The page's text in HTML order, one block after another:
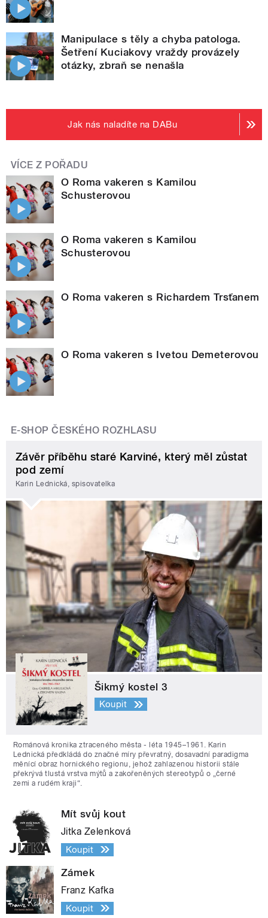
Manipulace s těly a chyba patologa.
Šetření Kuciakovy vraždy provázely
otázky, zbraň se nenašla
Jak nás naladíte na DABu
VÍCE Z POŘADU
O Roma vakeren s Kamilou
Schusterovou
O Roma vakeren s Kamilou
Schusterovou
O Roma vakeren s Richardem Trsťanem
O Roma vakeren s Ivetou Demeterovou
E-SHOP ČESKÉHO ROZHLASU
Závěr příběhu staré Karviné, který měl zůstat
pod zemí
Karin Lednická, spisovatelka
Šikmý kostel 3
Koupit
Románová kronika ztraceného města - léta 1945–1961. Karin
Lednická předkládá do značné míry převratný, dosavadní paradigma
měnící obraz hornického regionu, jehož zahlazenou historii stále
překrývá tlustá vrstva mýtů a zakořeněných stereotypů o „černé
zemi a rudém kraji“.
Mít svůj kout
Jitka Zelenková
Koupit
Zámek
Franz Kafka
Koupit